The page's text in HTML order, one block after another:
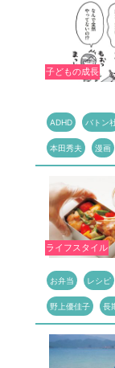
子どもの成長
ADHD バトン
本田秀夫 漫画
ライフスタイル
お弁当 レシピ
野上優佳子 長